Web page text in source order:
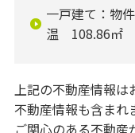
一戸建て：物
温 108.86㎡
上記の不動産情報は
不動産情報も含まれ
ご関心のある不動産